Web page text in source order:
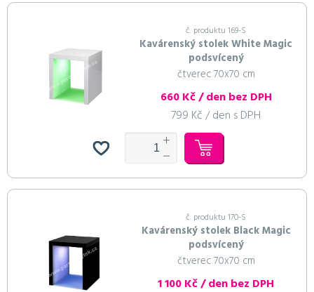
č. produktu 169-S
Kavárenský stolek White Magic
podsvícený
čtverec 70x70 cm
660 Kč / den bez DPH
799 Kč / den s DPH
č. produktu 170-S
Kavárenský stolek Black Magic
podsvícený
čtverec 70x70 cm
1 100 Kč / den bez DPH